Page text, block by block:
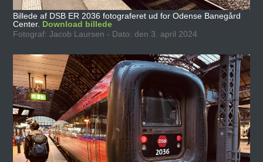
Billede af DSB ER 2036 fotograferet ud for Odense Banegård
Center. Download billede
Fotograf: Jacob Laursen - Dato: den 3. april 2024